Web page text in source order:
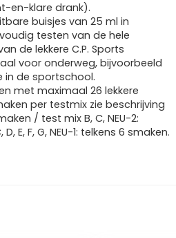
en-klare drank).
buisjes van 25 ml in
testen van de hele
de lekkere C.P. Sports
voor onderweg, bijvoorbeeld
in de sportschool.
met maximaal 26 lekkere
per testmix zie beschrijving
/ test mix B, C, NEU-2:
E, F, G, NEU-1: telkens 6 smaken.